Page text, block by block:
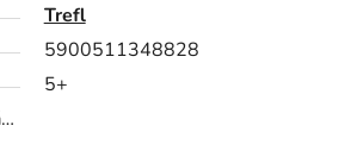
Trefl
5900511348828
5+